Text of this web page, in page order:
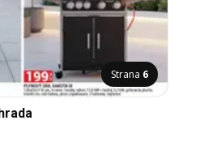
Strana 6